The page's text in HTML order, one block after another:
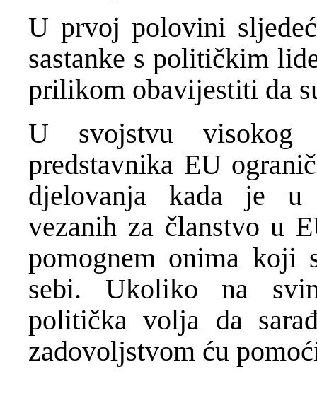
U prvoj polovini
sastanke s političkim
prilikom obavijestiti da
U svojstvu visokog
predstavnika EU
djelovanja kada je u
vezanih za članstvo u
pomognem onima koji
sebi. Ukoliko na
politička volja da
zadovoljstvom ću